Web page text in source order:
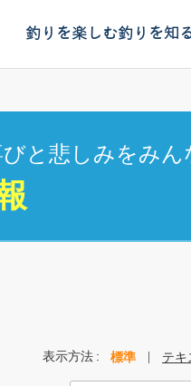
釣りを楽しむ釣りを知
と悲しみをみん
表示方法 標準 テキ